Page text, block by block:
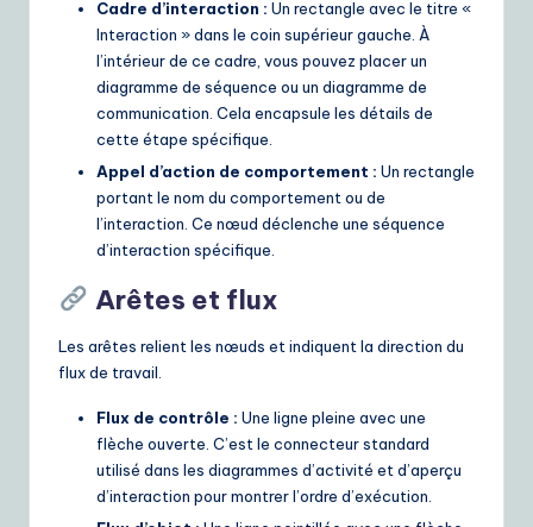
Cadre d’interaction : Un rectangle avec le titre «
Interaction » dans le coin supérieur gauche. À
l’intérieur de ce cadre, vous pouvez placer un
diagramme de séquence ou un diagramme de
communication. Cela encapsule les détails de
cette étape spécifique.
Appel d’action de comportement : Un rectangle
portant le nom du comportement ou de
l’interaction. Ce nœud déclenche une séquence
d’interaction spécifique.
Arêtes et flux
Les arêtes relient les nœuds et indiquent la direction du
flux de travail.
Flux de contrôle : Une ligne pleine avec une
flèche ouverte. C’est le connecteur standard
utilisé dans les diagrammes d’activité et d’aperçu
d’interaction pour montrer l’ordre d’exécution.